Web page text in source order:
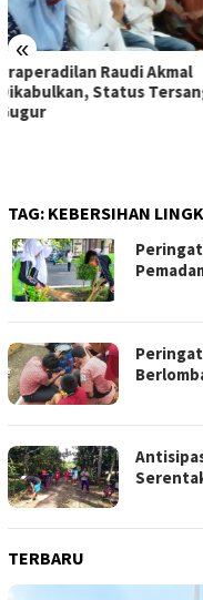
«
Dukung Gerakan Indonesia
ASRI, Pemkab
Gelar Korve Kolaborasi
TAG: KEBERSIHAN
TERBARU